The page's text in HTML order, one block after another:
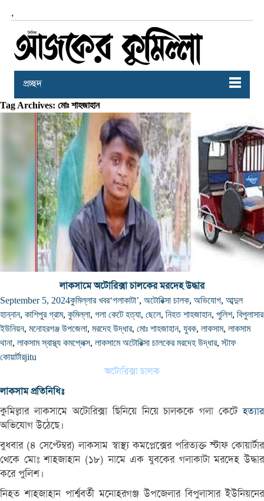
,
প্রচ্ছদ
Tag Archives: মোঃ শাহজাহান
লাকসামে অটোরিক্সা চালকের মরদেহ উদ্ধার
September 5, 2024কুমিল্লার খবর‘গলাকাটা’, অটোরিক্সা চালক, অভিযোগ, আব্দুল
হান্নান, কাশিপুর গ্রাম, কুমিল্লা, গলা কেটে হত্যা, ছেলে, নিহত শাহজাহান, পুলিশ, বিপুলাসার
ইউনিয়ন, মনোহরগঞ্জ উপজেলা, মরদেহ উদ্ধার, মোঃ শাহজাহান, যুবক, লাকসাম, লাকসাম
থানা, লাকসাম স্বাস্থ্য কমপ্লেক্স, লাকসামে অটোরিক্সা চালকের মরদেহ উদ্ধার,স্টাফ
কোয়ার্টারjitu
অটোরিক্সা চালক
লাকসাম প্রতিনিধিঃ
কুমিল্লার লাকসামে অটোরিক্সা ছিনিয়ে নিয়ে চালককে গলা কেটেহত্যার
অভিযোগ উঠেছে।
বুধবার (৪ সেপ্টেম্বর) লাকসাম স্বাস্থ্য কমপ্লেক্সের পরিত্যক্ত স্টাফ কোয়ার্টার
থেকে মোঃ শাহজাহান (১৮) নামে এক যুবকের গলাকাটা মরদেহ উদ্ধার
করে পুলিশ।
নিহত শাহজাহান পার্শ্ববর্তী মনোহরগঞ্জ উপজেলার বিপুলাসার ইউনিয়নের